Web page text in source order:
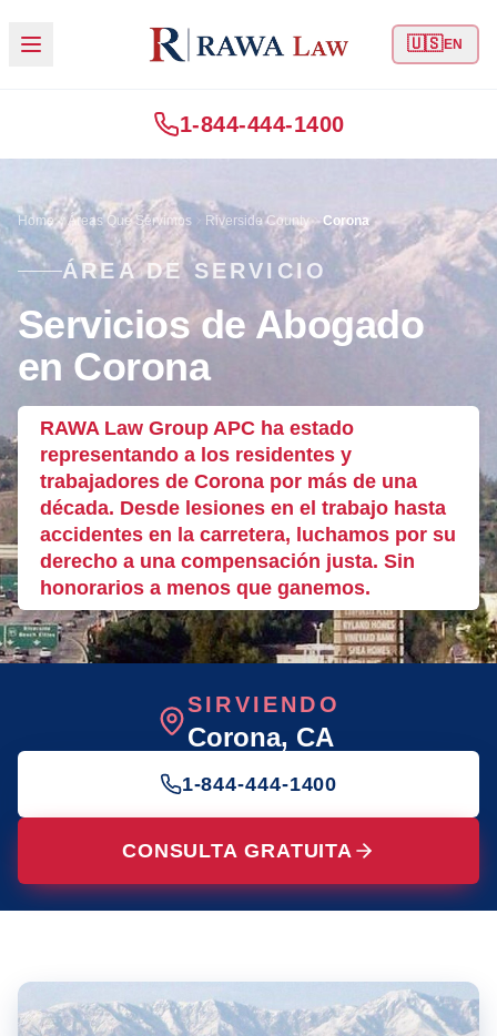
🇺🇸EN
1-844-444-1400
Home Áreas Que Servimos Riverside County Corona
ÁREA DE SERVICIO
Servicios de Abogado
en Corona
RAWA Law Group APC ha estado
representando a los residentes y
trabajadores de Corona por más de una
década. Desde lesiones en el trabajo hasta
accidentes en la carretera, luchamos por su
derecho a una compensación justa. Sin
honorarios a menos que ganemos.
SIRVIENDO
Corona, CA
1-844-444-1400
CONSULTA GRATUITA